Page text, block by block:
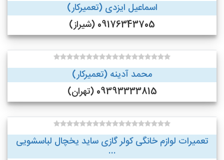
اسماعیل ایزدی (تعمیرکار)
09176343705 (شیراز)
محمد آدینه (تعمیرکار)
09393333815 (تهران)
تعمیرات لوازم خانگی کولر گازی ساید یخچال لباسشویی
...